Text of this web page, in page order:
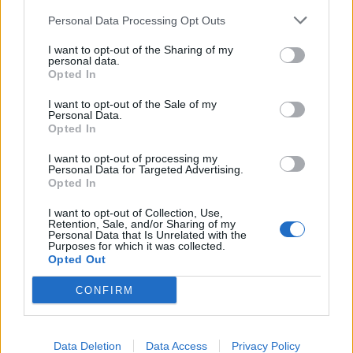
Personal Data Processing Opt Outs
I want to opt-out of the Sharing of my
personal data.
Opted In
I want to opt-out of the Sale of my
Personal Data.
Opted In
I want to opt-out of processing my
Personal Data for Targeted Advertising.
Opted In
I want to opt-out of Collection, Use,
Retention, Sale, and/or Sharing of my
Personal Data that Is Unrelated with the
Purposes for which it was collected.
Opted Out
CONFIRM
Data Deletion Data Access Privacy Policy
temperaturave
Zjarri në Krujë, Nufi dhe
Lamallari: Forcat po
ndërhyjnë nga toka dhe
vrau mikun e fëmijërisë,
identifikohet autori i
Vrasja e 20-vjeçarit në
Zjarri përfshin